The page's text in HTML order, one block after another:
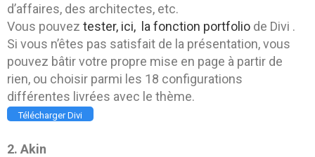
d’affaires, des architectes, etc.
Vous pouvez tester, ici, la fonction portfolio de Divi .
Si vous n’êtes pas satisfait de la présentation, vous
pouvez bâtir votre propre mise en page à partir de
rien, ou choisir parmi les 18 configurations
différentes livrées avec le thème.
Télécharger Divi
2. Akin